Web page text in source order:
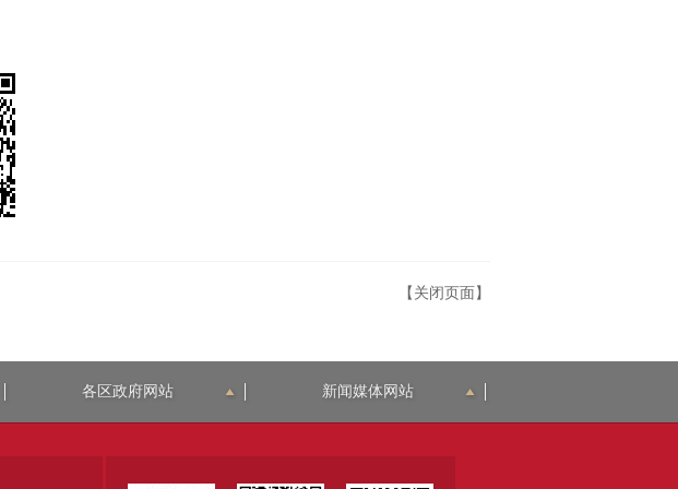
【关闭页面】
各区政府网站 新闻媒体网站